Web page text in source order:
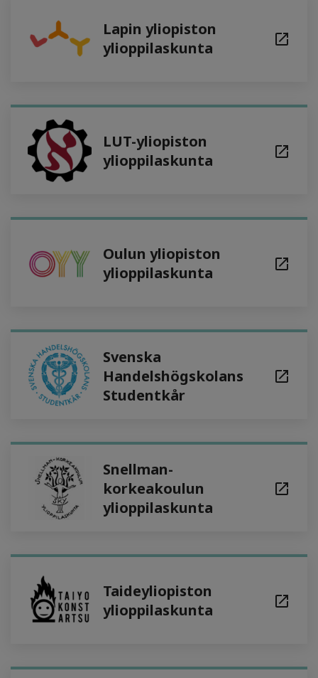
Lapin yliopiston
ylioppilaskunta
LUT-yliopiston
ylioppilaskunta
Oulun yliopiston
ylioppilaskunta
Svenska
Handelshögskolans
Studentkår
Snellman-
korkeakoulun
ylioppilaskunta
Taideyliopiston
ylioppilaskunta